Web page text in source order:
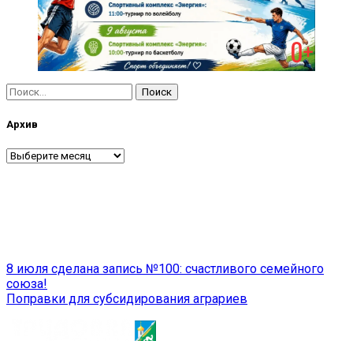
Найти:
Архив
Архив
Навигация
по
8 июля сделана запись №100: счастливого семейного
союза!
Поправки для субсидирования аграриев